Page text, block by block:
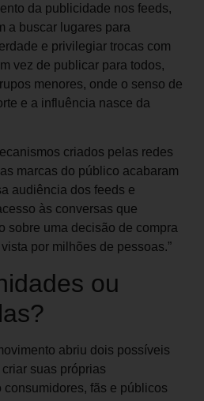
da publicidade nos feeds,
a buscar lugares para
e privilegiar trocas com
vez de publicar para todos,
menores, onde o senso de
e a influência nasce da
criados pelas redes
marcas do público acabaram
audiência dos feeds e
às conversas que
sobre uma decisão de compra
por milhões de pessoas.”
ou
abriu dois possíveis
suas próprias
fãs e públicos